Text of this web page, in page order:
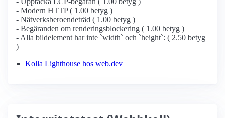
- Upptäcka LCP-begäran ( 1.00 betyg )
- Modern HTTP ( 1.00 betyg )
- Nätverksberoendeträd ( 1.00 betyg )
- Begäranden om renderingsblockering ( 1.00 betyg )
- Alla bildelement har inte `width` och `height`: ( 2.50 betyg
)
Kolla Lighthouse hos web.dev